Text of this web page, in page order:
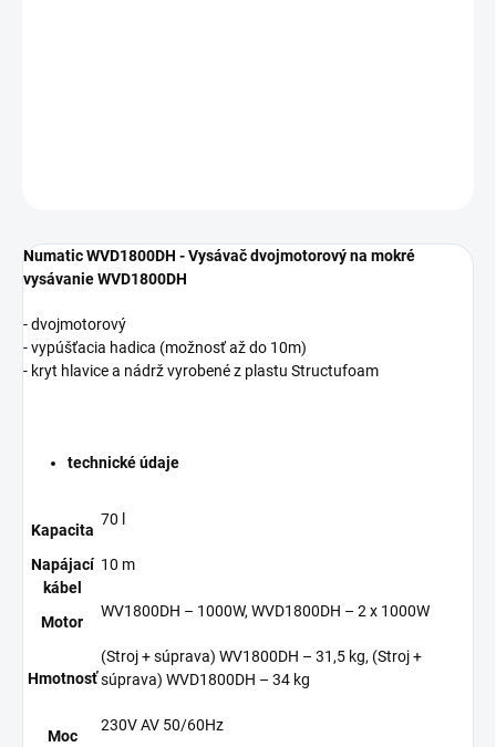
Numatic WVD1800DH - Vysávač dvojmotorový na mokré
vysávanie WVD1800DH
- dvojmotorový
- vypúšťacia hadica (možnosť až do 10m)
- kryt hlavice a nádrž vyrobené z plastu Structufoam
technické údaje
Kapacita
70 l
Napájací
kábel
10 m
Motor
WV1800DH – 1000W, WVD1800DH – 2 x 1000W
Hmotnosť
(Stroj + súprava) WV1800DH – 31,5 kg, (Stroj +
súprava) WVD1800DH – 34 kg
Moc
230V AV 50/60Hz